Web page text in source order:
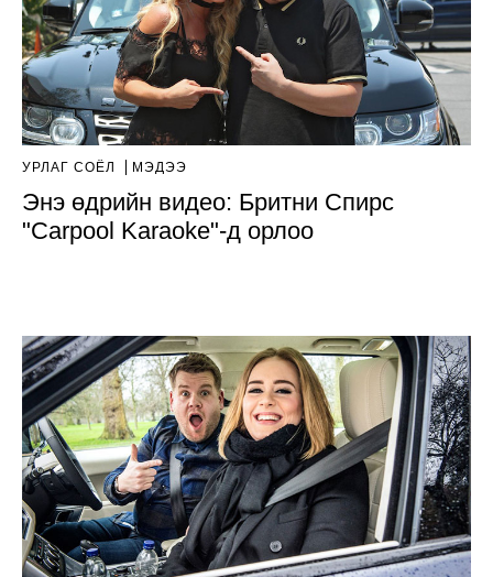
УРЛАГ СОЁЛ МЭДЭЭ
Энэ өдрийн видео: Бритни Спирс
"Carpool Karaoke"-д орлоо